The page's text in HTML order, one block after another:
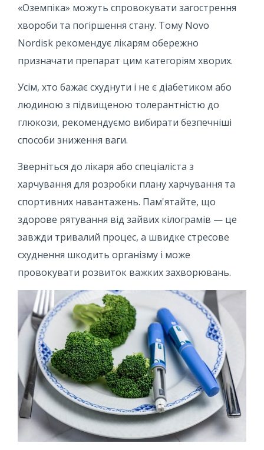
«Оземпіка» можуть спровокувати загострення
хвороби та погіршення стану. Тому Novo
Nordisk рекомендує лікарям обережно
призначати препарат цим категоріям хворих.
Усім, хто бажає схуднути і не є діабетиком або
людиною з підвищеною толерантністю до
глюкози, рекомендуємо вибирати безпечніші
способи зниження ваги.
Зверніться до лікаря або спеціаліста з
харчування для розробки плану харчування та
спортивних навантажень. Пам'ятайте, що
здорове рятування від зайвих кілограмів — це
завжди тривалий процес, а швидке стресове
схуднення шкодить організму і може
провокувати розвиток важких захворювань.